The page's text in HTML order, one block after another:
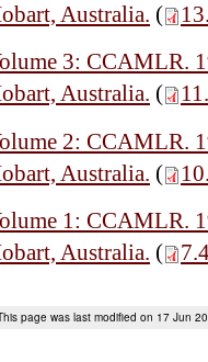
Australia. (
3: CCAMLR.
Australia. (
2: CCAMLR.
Australia. (
1: CCAMLR.
Australia. (
page was last modified on 17 Jun